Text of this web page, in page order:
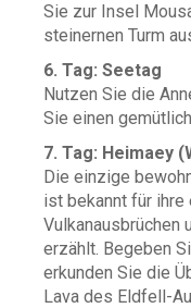
Sie zur Insel
steinernen Turm
6. Tag: Seetag
Nutzen Sie die
Sie einen
7. Tag: Heimaey
Die einzige
ist bekannt für ihre
Vulkanausbrüchen
erzählt. Begeben
erkunden Sie die
Lava des Eldfell-